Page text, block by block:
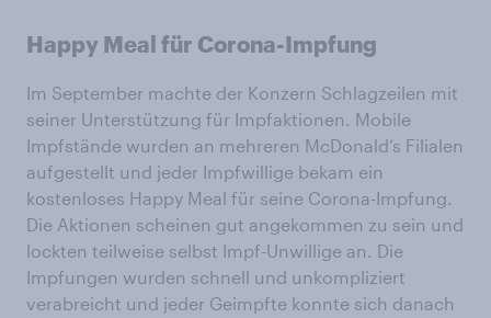
Happy Meal für Corona-Impfung
Im September machte der Konzern Schlagzeilen mit
seiner Unterstützung für Impfaktionen. Mobile
Impfstände wurden an mehreren McDonald‘s Filialen
aufgestellt und jeder Impfwillige bekam ein
kostenloses Happy Meal für seine Corona-Impfung.
Die Aktionen scheinen gut angekommen zu sein und
lockten teilweise selbst Impf-Unwillige an. Die
Impfungen wurden schnell und unkompliziert
verabreicht und jeder Geimpfte konnte sich danach